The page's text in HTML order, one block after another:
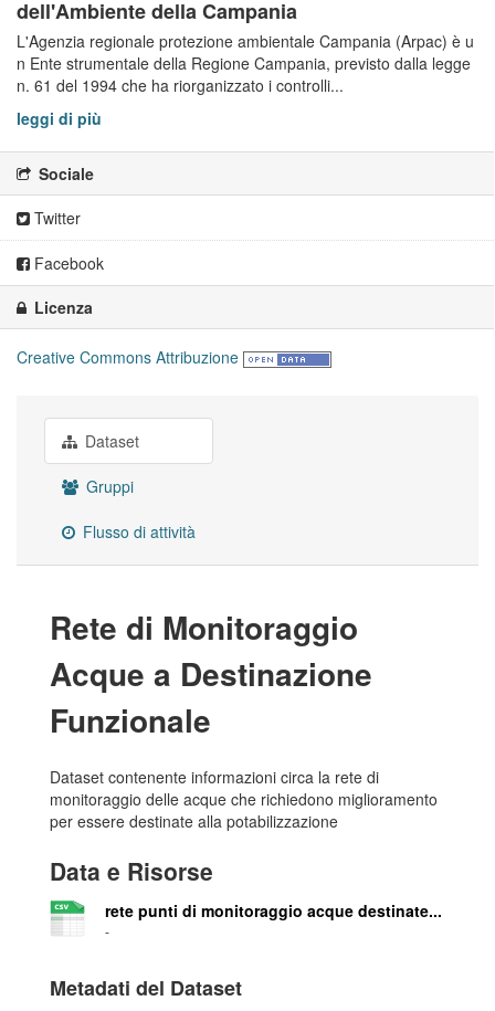
dell'Ambiente della Campania
L'Agenzia regionale protezione ambientale Campania (Arpac) è u
n Ente strumentale della Regione Campania, previsto dalla legge
n. 61 del 1994 che ha riorganizzato i controlli...
leggi di più
Sociale
Twitter
Facebook
Licenza
Creative Commons Attribuzione
Dataset
Gruppi
Flusso di attività
Rete di Monitoraggio
Acque a Destinazione
Funzionale
Dataset contenente informazioni circa la rete di
monitoraggio delle acque che richiedono miglioramento
per essere destinate alla potabilizzazione
Data e Risorse
rete punti di monitoraggio acque destinate...
-
Metadati del Dataset